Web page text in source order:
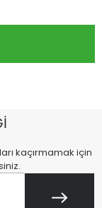
kaçırmamak için